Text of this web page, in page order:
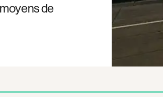
de